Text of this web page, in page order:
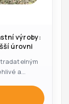
výroby:
úrovni
a...